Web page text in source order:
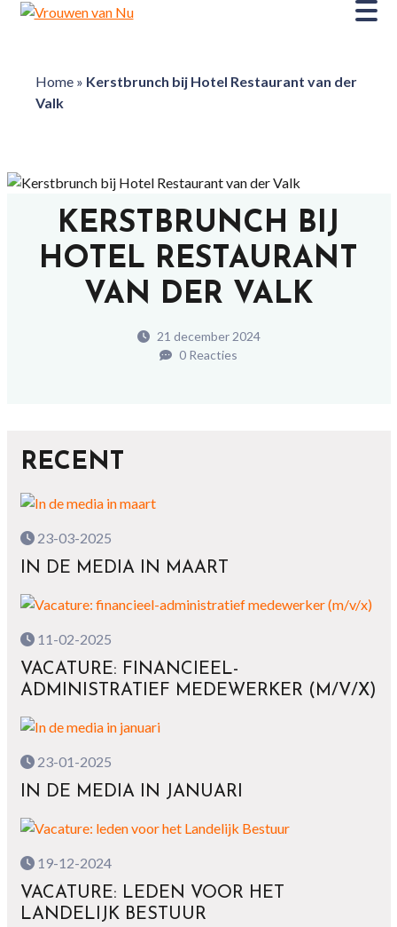
Home» Kerstbrunch bij Hotel Restaurant van der
Valk
KERSTBRUNCH BIJ
HOTEL RESTAURANT
VAN DER VALK
21 december 2024
0 Reacties
RECENT
23-03-2025
IN DE MEDIA IN MAART
11-02-2025
VACATURE: FINANCIEEL-
ADMINISTRATIEF MEDEWERKER (M/V/X)
23-01-2025
IN DE MEDIA IN JANUARI
19-12-2024
VACATURE: LEDEN VOOR HET
LANDELIJK BESTUUR